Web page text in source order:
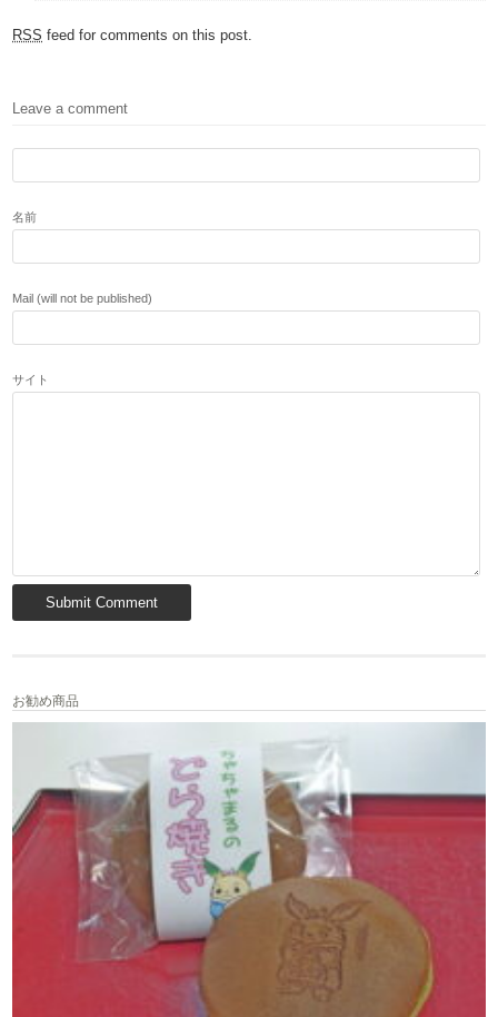
RSS feed for comments on this post.
Leave a comment
名前
Mail (will not be published)
サイト
お勧め商品